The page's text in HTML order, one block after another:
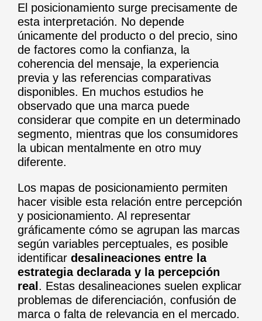
El posicionamiento surge precisamente de
esta interpretación. No depende
únicamente del producto o del precio, sino
de factores como la confianza, la
coherencia del mensaje, la experiencia
previa y las referencias comparativas
disponibles. En muchos estudios he
observado que una marca puede
considerar que compite en un determinado
segmento, mientras que los consumidores
la ubican mentalmente en otro muy
diferente.
Los mapas de posicionamiento permiten
hacer visible esta relación entre percepción
y posicionamiento. Al representar
gráficamente cómo se agrupan las marcas
según variables perceptuales, es posible
identificar desalineaciones entre la
estrategia declarada y la percepción
real . Estas desalineaciones suelen explicar
problemas de diferenciación, confusión de
marca o falta de relevancia en el mercado.